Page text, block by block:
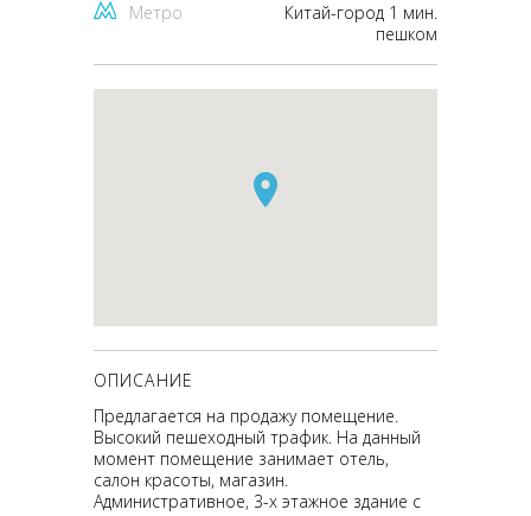
Метро
Китай-город 1 мин.
пешком
ОПИСАНИЕ
Предлагается на продажу помещение.
Высокий пешеходный трафик. На данный
момент помещение занимает отель,
салон красоты, магазин.
Административное, 3-х этажное здание с